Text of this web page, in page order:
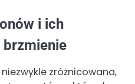
i ich
zróżnicowana,